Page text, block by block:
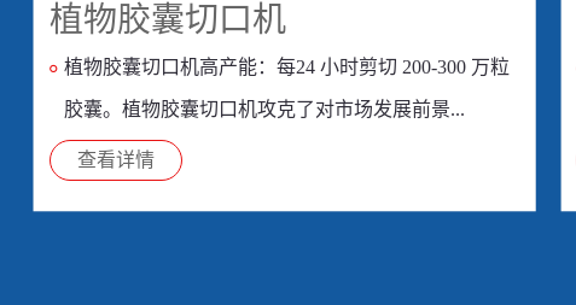
植物胶囊切口机
植物胶囊切口机高产能：每24 小时剪切 200-300 万粒
胶囊。植物胶囊切口机攻克了对市场发展前景...
查看详情